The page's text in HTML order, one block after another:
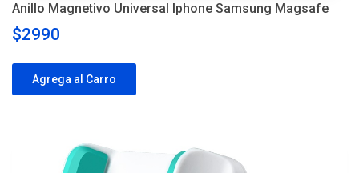
Anillo Magnetivo Universal Iphone Samsung Magsafe
$2990
Agrega al Carro